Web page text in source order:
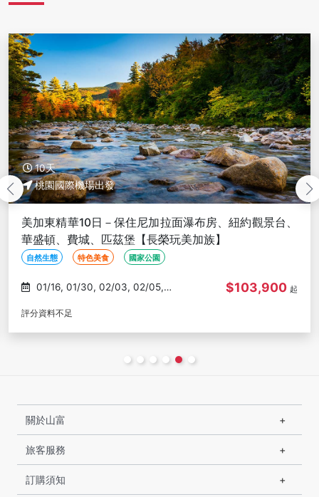
18天
桃園國際機場出發
藍寶石公主遊輪楓華美加東18日－愛德華王子島、白山
森林秘境、卡伯特之路、薩格奈國家公園、尼加拉瀑布
【長榮玩美加族】
蜜月旅行 溫泉 遊輪
09/20, 10/10 $278,000 起
評分資料不足
關於山富
旅客服務
訂購須知